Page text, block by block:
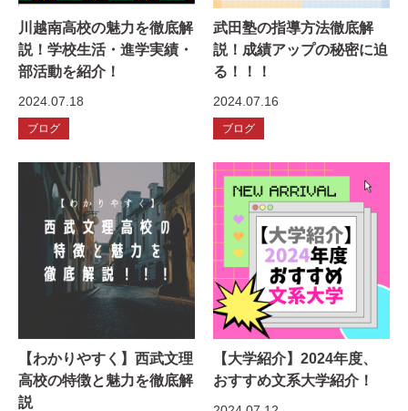
川越南高校の魅力を徹底解
説！学校生活・進学実績・
部活動を紹介！
2024.07.18
ブログ
武田塾の指導方法徹底解
説！成績アップの秘密に迫
る！！！
2024.07.16
ブログ
【わかりやすく】西武文理
高校の特徴と魅力を徹底解
説
【大学紹介】2024年度、
おすすめ文系大学紹介！